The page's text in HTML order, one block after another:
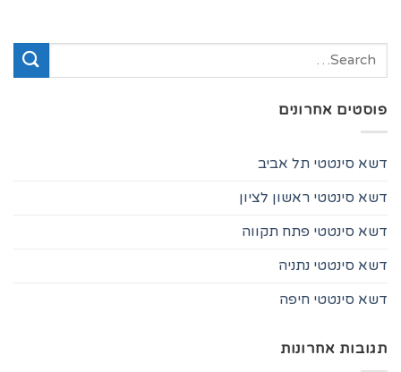
פוסטים אחרונים
דשא סינטטי תל אביב
דשא סינטטי ראשון לציון
דשא סינטטי פתח תקווה
דשא סינטטי נתניה
דשא סינטטי חיפה
תגובות אחרונות